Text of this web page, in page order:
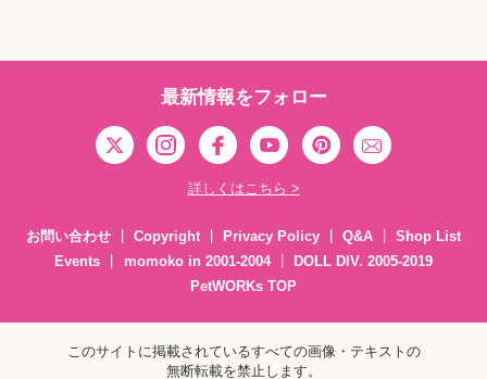
最新情報をフォロー
詳しくはこちら >
お問い合わせ Copyright Privacy Policy Q&A
Shop List
Events
momoko in 2001-2004
DOLL DIV. 2005-2019
PetWORKs TOP
このサイトに掲載されているすべての画像・テキストの
無断転載を禁止します。